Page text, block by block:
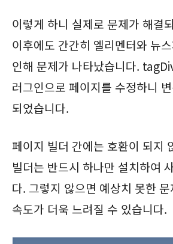
이렇게 하니 실제로 문제가 해결
이후에도 간간히 엘리멘터와 뉴
인해 문제가 나타났습니다.
러그인으로 페이지를 수정하니
되었습니다.
페이지 빌더 간에는 호환이 되지
빌더는 반드시 하나만 설치하여
다. 그렇지 않으면 예상치 못한
속도가 더욱 느려질 수 있습니다.